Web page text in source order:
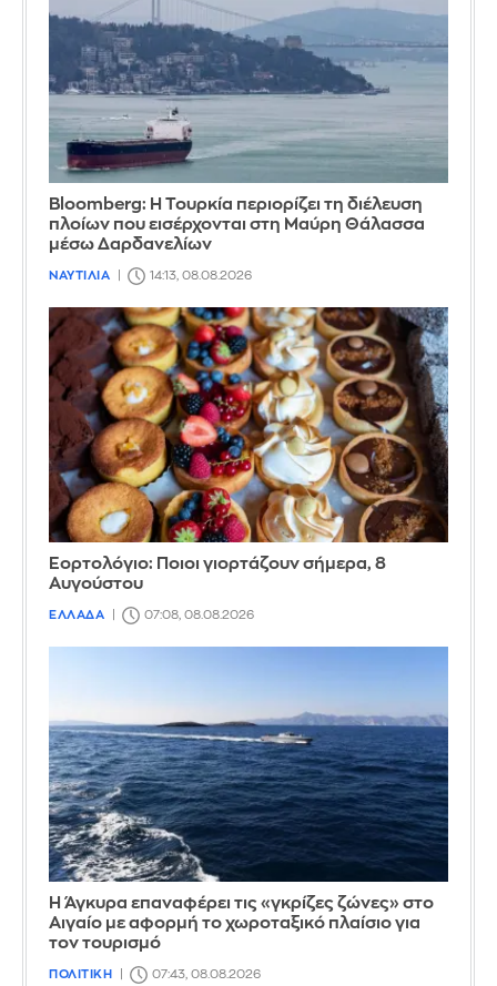
Bloomberg: Η Τουρκία περιορίζει τη διέλευση
πλοίων που εισέρχονται στη Μαύρη Θάλασσα
μέσω Δαρδανελίων
ΝΑΥΤΙΛΙΑ 14:13, 08.08.2026
Εορτολόγιο: Ποιοι γιορτάζουν σήμερα, 8
Αυγούστου
ΕΛΛΑΔΑ 07:08, 08.08.2026
Η Άγκυρα επαναφέρει τις «γκρίζες ζώνες» στο
Αιγαίο με αφορμή το χωροταξικό πλαίσιο για
τον τουρισμό
ΠΟΛΙΤΙΚΗ 07:43, 08.08.2026